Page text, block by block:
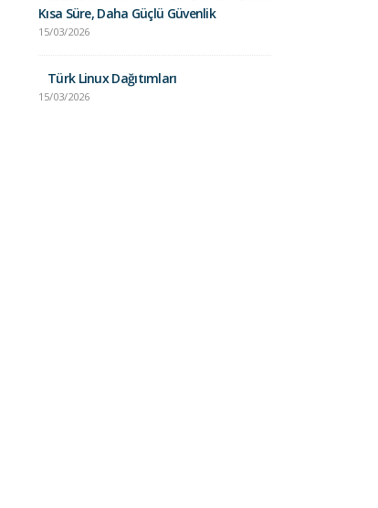
Kısa Süre, Daha Güçlü Güvenlik
15/03/2026
Türk Linux Dağıtımları
15/03/2026